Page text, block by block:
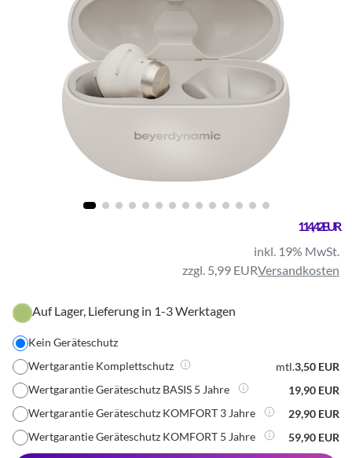
114,42 EUR
inkl. 19% MwSt.
zzgl. 5,99 EURVersandkosten
Auf Lager, Lieferung in 1-3 Werktagen
Kein Geräteschutz
Wertgarantie Komplettschutz
3,50 EUR
mtl.
Wertgarantie Geräteschutz BASIS 5 Jahre
19,90 EUR
Wertgarantie Geräteschutz KOMFORT 3 Jahre
29,90 EUR
Wertgarantie Geräteschutz KOMFORT 5 Jahre
59,90 EUR